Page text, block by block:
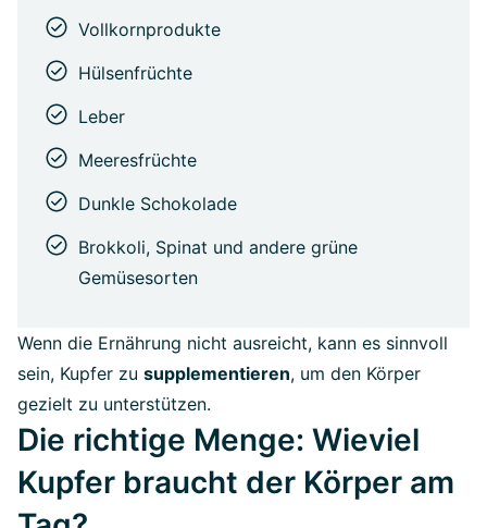
Vollkornprodukte
Hülsenfrüchte
Leber
Meeresfrüchte
Dunkle Schokolade
Brokkoli, Spinat und andere grüne
Gemüsesorten
Wenn die Ernährung nicht ausreicht, kann es sinnvoll
sein, Kupfer zu supplementieren, um den Körper
gezielt zu unterstützen.
Die richtige Menge: Wieviel
Kupfer braucht der Körper am